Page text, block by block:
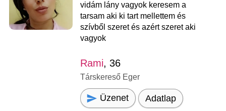
vidám lány vagyok keresem a
tarsam aki ki tart mellettem és
szívből szeret és azért szeret aki
vagyok
Rami, 36
Társkereső Eger
Üzenet Adatlap